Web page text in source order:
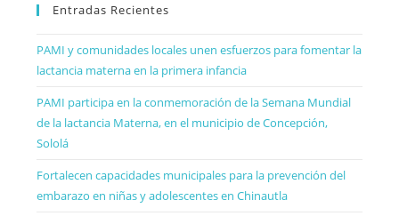
Entradas Recientes
PAMI y comunidades locales unen esfuerzos para fomentar la
lactancia materna en la primera infancia
PAMI participa en la conmemoración de la Semana Mundial
de la lactancia Materna, en el municipio de Concepción,
Sololá
Fortalecen capacidades municipales para la prevención del
embarazo en niñas y adolescentes en Chinautla